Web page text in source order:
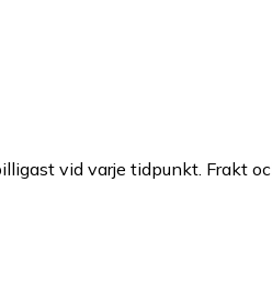
vid varje tidpunkt. Frakt